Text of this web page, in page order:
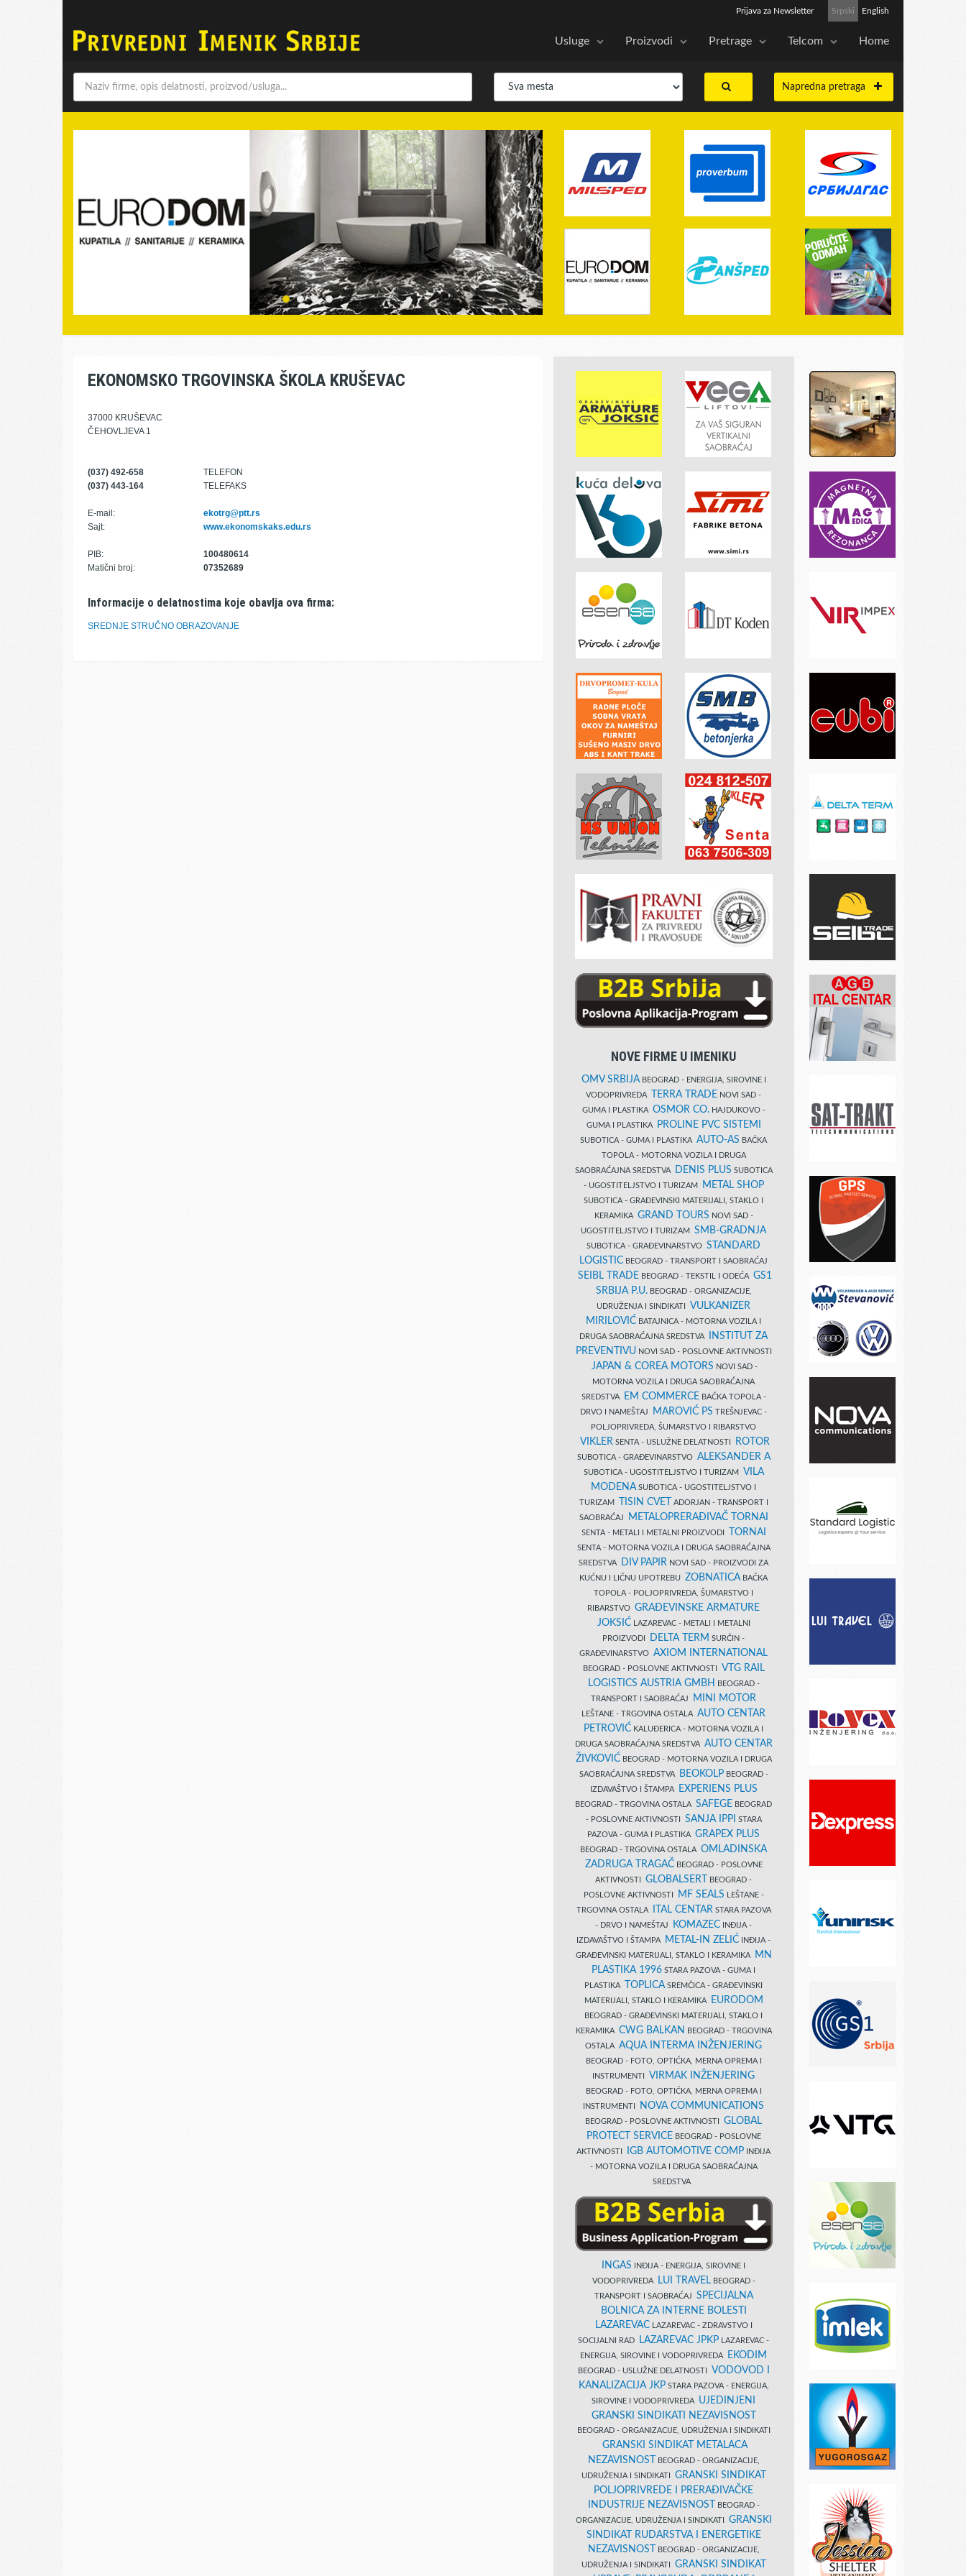
Srpski English
Prijava za Newsletter
Usluge Proizvodi Pretrage Telcom Home
Napredna pretraga
EKONOMSKO TRGOVINSKA ŠKOLA KRUŠEVAC
37000 KRUŠEVAC
ČEHOVLJEVA 1
(037) 492-658
TELEFON
(037) 443-164
TELEFAKS
E-mail:
ekotrg@ptt.rs
Sajt:
www.ekonomskaks.edu.rs
PIB:
100480614
Matični broj:
07352689
Informacije o delatnostima koje obavlja ova firma:
SREDNJE STRUČNO OBRAZOVANJE
NOVE FIRME U IMENIKU
OMV SRBIJABEOGRAD - ENERGIJA, SIROVINE I
VODOPRIVREDA
TERRA TRADE NOVI SAD -
GUMA I PLASTIKA OSMOR CO.HAJDUKOVO -
GUMA I PLASTIKA
PROLINE PVC SISTEMI
SUBOTICA - GUMA I PLASTIKA AUTO-AS BAČKA
TOPOLA - MOTORNA VOZILA I DRUGA
SAOBRAĆAJNA SREDSTVA
DENIS PLUS SUBOTICA
- UGOSTITELJSTVO I TURIZAM
METAL SHOP
SUBOTICA - GRAĐEVINSKI MATERIJALI, STAKLO I
KERAMIKA GRAND TOURS NOVI SAD -
UGOSTITELJSTVO I TURIZAM SMB-GRADNJA
SUBOTICA - GRAĐEVINARSTVO STANDARD
LOGISTIC BEOGRAD - TRANSPORT I SAOBRAĆAJ
SEIBL TRADE BEOGRAD - TEKSTIL I ODEĆA GS1
SRBIJA P.U.BEOGRAD - ORGANIZACIJE,
UDRUŽENJA I SINDIKATI VULKANIZER
MIRILOVIĆ BATAJNICA - MOTORNA VOZILA I
DRUGA SAOBRAĆAJNA SREDSTVA
INSTITUT ZA
PREVENTIVUNOVI SAD - POSLOVNE AKTIVNOSTI
JAPAN & COREA MOTORS NOVI SAD -
MOTORNA VOZILA I DRUGA SAOBRAĆAJNA
SREDSTVA
EM COMMERCE BAČKA TOPOLA -
DRVO I NAMEŠTAJ
MAROVIĆ PS TREŠNJEVAC -
POLJOPRIVREDA, ŠUMARSTVO I RIBARSTVO
VIKLER SENTA - USLUŽNE DELATNOSTI ROTOR
SUBOTICA - GRAĐEVINARSTVO ALEKSANDER A
SUBOTICA - UGOSTITELJSTVO I TURIZAM VILA
MODENA SUBOTICA - UGOSTITELJSTVO I
TURIZAM
TISIN CVET
ADORJAN - TRANSPORT I
SAOBRAĆAJ
METALOPRERAĐIVAČ TORNAI
SENTA - METALI I METALNI PROIZVODI TORNAI
SENTA - MOTORNA VOZILA I DRUGA SAOBRAĆAJNA
SREDSTVA
DIV PAPIR NOVI SAD - PROIZVODI ZA
KUĆNU I LIČNU UPOTREBU ZOBNATICA BAČKA
TOPOLA - POLJOPRIVREDA, ŠUMARSTVO I
RIBARSTVO GRAĐEVINSKE ARMATURE
JOKSIĆLAZAREVAC - METALI I METALNI
PROIZVODI
DELTA TERM SURČIN -
GRAĐEVINARSTVO AXIOM INTERNATIONAL
BEOGRAD - POSLOVNE AKTIVNOSTI VTG RAIL
LOGISTICS AUSTRIA GMBH
BEOGRAD -
TRANSPORT I SAOBRAĆAJ
MINI MOTOR
LEŠTANE - TRGOVINA OSTALA AUTO CENTAR
PETROVIĆ KALUĐERICA - MOTORNA VOZILA I
DRUGA SAOBRAĆAJNA SREDSTVA AUTO CENTAR
ŽIVKOVIĆBEOGRAD - MOTORNA VOZILA I DRUGA
SAOBRAĆAJNA SREDSTVA
BEOKOLPBEOGRAD -
IZDAVAŠTVO I ŠTAMPA
EXPERIENS PLUS
BEOGRAD - TRGOVINA OSTALA SAFEGE BEOGRAD
- POSLOVNE AKTIVNOSTI SANJA IPPI
STARA
PAZOVA - GUMA I PLASTIKA GRAPEX PLUS
BEOGRAD - TRGOVINA OSTALA OMLADINSKA
ZADRUGA TRAGAČBEOGRAD - POSLOVNE
AKTIVNOSTI GLOBALSERT
BEOGRAD -
POSLOVNE AKTIVNOSTI
MF SEALS LEŠTANE -
TRGOVINA OSTALA
ITAL CENTAR STARA PAZOVA
- DRVO I NAMEŠTAJ
KOMAZEC INĐIJA -
IZDAVAŠTVO I ŠTAMPA
METAL-IN ZELIĆ INĐIJA -
GRAĐEVINSKI MATERIJALI, STAKLO I KERAMIKA
MN
PLASTIKA 1996 STARA PAZOVA - GUMA I
PLASTIKA
TOPLICA SREMČICA - GRAĐEVINSKI
MATERIJALI, STAKLO I KERAMIKA
EURODOM
BEOGRAD - GRAĐEVINSKI MATERIJALI, STAKLO I
KERAMIKA CWG BALKAN
BEOGRAD - TRGOVINA
OSTALA AQUA INTERMA INŽENJERING
BEOGRAD - FOTO, OPTIČKA, MERNA OPREMA I
INSTRUMENTI VIRMAK INŽENJERING
BEOGRAD - FOTO, OPTIČKA, MERNA OPREMA I
INSTRUMENTI
NOVA COMMUNICATIONS
BEOGRAD - POSLOVNE AKTIVNOSTI GLOBAL
PROTECT SERVICE BEOGRAD - POSLOVNE
AKTIVNOSTI
IGB AUTOMOTIVE COMP INĐIJA
- MOTORNA VOZILA I DRUGA SAOBRAĆAJNA
SREDSTVA
INGAS INĐIJA - ENERGIJA, SIROVINE I
VODOPRIVREDA
LUI TRAVELBEOGRAD -
TRANSPORT I SAOBRAĆAJ SPECIJALNA
BOLNICA ZA INTERNE BOLESTI
LAZAREVACLAZAREVAC - ZDRAVSTVO I
SOCIJALNI RAD
LAZAREVAC JPKP LAZAREVAC -
ENERGIJA, SIROVINE I VODOPRIVREDA
EKODIM
BEOGRAD - USLUŽNE DELATNOSTI VODOVOD I
KANALIZACIJA JKPSTARA PAZOVA - ENERGIJA,
SIROVINE I VODOPRIVREDA UJEDINJENI
GRANSKI SINDIKATI NEZAVISNOST
BEOGRAD - ORGANIZACIJE, UDRUŽENJA I SINDIKATI
GRANSKI SINDIKAT METALACA
NEZAVISNOST
BEOGRAD - ORGANIZACIJE,
UDRUŽENJA I SINDIKATI GRANSKI SINDIKAT
POLJOPRIVREDE I PRERAĐIVAČKE
INDUSTRIJE NEZAVISNOST
BEOGRAD -
ORGANIZACIJE, UDRUŽENJA I SINDIKATI GRANSKI
SINDIKAT RUDARSTVA I ENERGETIKE
NEZAVISNOST
BEOGRAD - ORGANIZACIJE,
UDRUŽENJA I SINDIKATI GRANSKI SINDIKAT